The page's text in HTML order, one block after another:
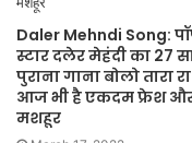
Daler Mehndi Song:
स्टार दलेर मेहंदी का 27
पुराना गाना बोलो तारा रा
आज भी है एकदम फ्रेश
मशहूर